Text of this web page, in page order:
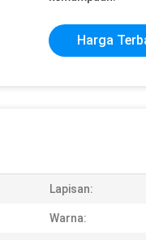
Harga
Lapisan:
Warna: